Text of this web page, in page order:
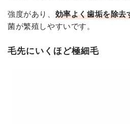
強度があり、 効率よく歯垢を除去
菌が繁殖しやすいです。
毛先にいくほど極細毛